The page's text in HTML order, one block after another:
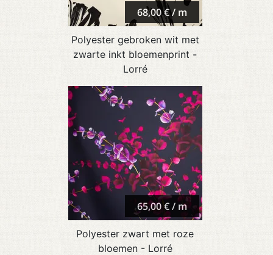
68,00 € / m
Polyester gebroken wit met
zwarte inkt bloemenprint -
Lorré
65,00 € / m
Polyester zwart met roze
bloemen - Lorré